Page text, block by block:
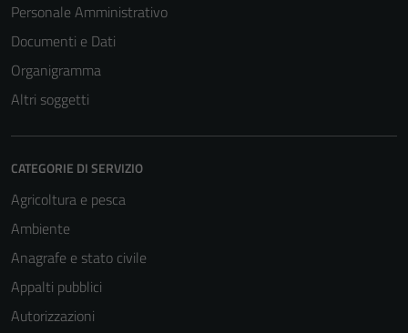
Personale Amministrativo
Documenti e Dati
Organigramma
Altri soggetti
CATEGORIE DI SERVIZIO
Agricoltura e pesca
Ambiente
Anagrafe e stato civile
Appalti pubblici
Autorizzazioni